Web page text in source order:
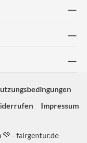
Impressum
💚 - fairgentur.de